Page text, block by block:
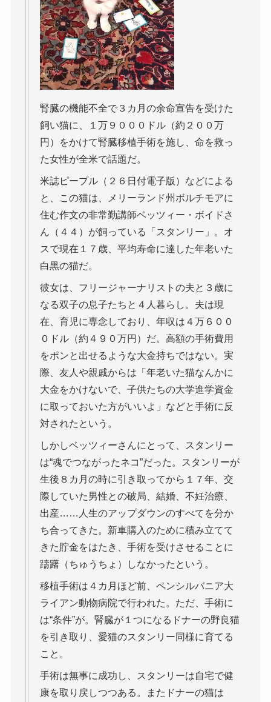
腎臓の機能不全で３カ月の余命宣告を受けた
飼い猫に、１万９０００ドル（約２００万
円）をかけて腎臓移植手術を施し、命を救っ
た女性が全米で話題だ。
米誌ピープル（２６日付電子版）などによる
と、この猫は、メリーランド州ボルチモアに
住む作文の非常勤講師ベッツィー・ボイドさ
ん（４４）が飼っている「スタンリー」。オ
スで現在１７歳、平均寿命に達した年老いた
白黒の猫だ。
彼女は、フリージャーナリストの夫と３歳に
なる双子の息子たちと４人暮らし。夫は現
在、育児に専念しており、年収は４万６００
０ドル（約４９０万円）だ。高額の手術費用
をポンと出せるような大金持ちではない。実
際、友人や親戚からは「年老いた猫なんかに
大金をかけないで、子供たちの大学進学資金
に取っておいた方がいいよ」などと手術に反
対されたという。
しかしベッツィーさんにとって、スタンリー
は“魂でつながったネコ”だった。スタンリーが
生後８カ月の時に引き取ってから１７年、交
際していた男性との破局、結婚、不妊治療、
出産……人生のアップダウンのすべてを分か
ち合ってきた。新車購入のために積み立てて
きた貯金をはたき、手術を受けさせることに
躊躇（ちゅうちょ）しなかったという。
移植手術は４カ月ほど前、ペンシルバニア大
ライアン動物病院で行われた。ただ、手術に
は“条件”が。腎臓が１つになるドナーの野良猫
を引き取り、愛猫のスタンリー同様に育てる
こと。
手術は無事に成功し、スタンリーは自宅で健
康を取り戻しつつある。またドナーの猫は